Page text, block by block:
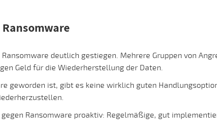
deutlich gestiegen. Mehrere Gruppen von
Geld für die Wiederherstellung der Daten.
geworden ist, gibt es keine wirklich guten
Ransomware proaktiv: Regelmäßige, gut